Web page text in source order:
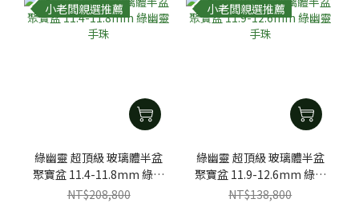
小老闆親選推薦
綠幽靈 超頂級 玻璃體半盆
聚寶盆 11.4-11.8mm 綠幽
靈手珠
NT$208,800
小老闆親選推薦
綠幽靈 超頂級 玻璃體半盆
聚寶盆 11.9-12.6mm 綠幽
靈手珠
NT$138,800